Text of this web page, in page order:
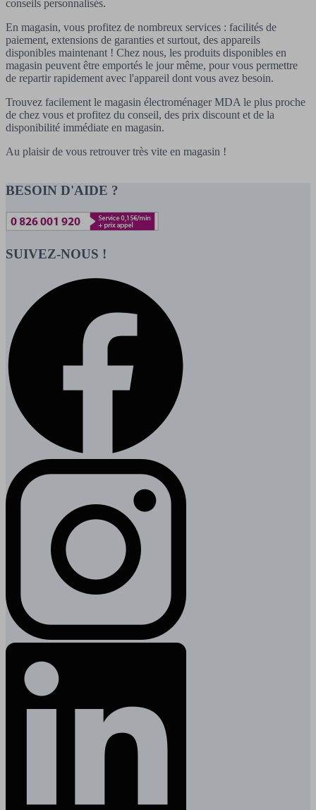
conseils personnalisés.
En magasin, vous profitez de nombreux services : facilités de
paiement, extensions de garanties et surtout, des appareils
disponibles maintenant ! Chez nous, les produits disponibles en
magasin peuvent être emportés le jour même, pour vous permettre
de repartir rapidement avec l'appareil dont vous avez besoin.
Trouvez facilement le magasin électroménager MDA le plus proche
de chez vous et profitez du conseil, des prix discount et de la
disponibilité immédiate en magasin.
Au plaisir de vous retrouver très vite en magasin !
BESOIN D'AIDE ?
SUIVEZ-NOUS !